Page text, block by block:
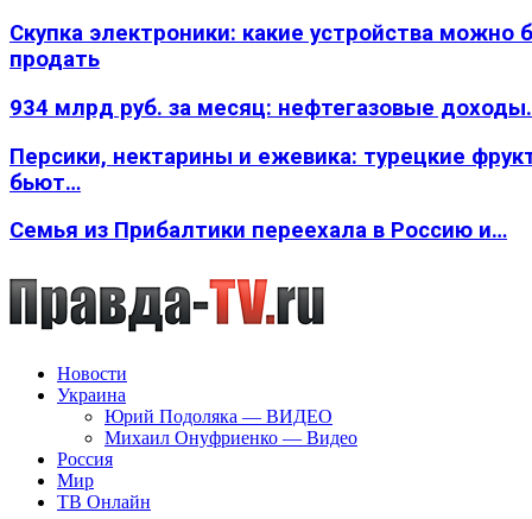
Скупка электроники: какие устройства можно
продать
934 млрд руб. за месяц: нефтегазовые
Персики, нектарины и ежевика: турецкие
бьют…
Семья из Прибалтики переехала в Россию и…
Новости
Украина
Юрий Подоляка — ВИДЕО
Михаил Онуфриенко — Видео
Россия
Мир
ТВ Онлайн